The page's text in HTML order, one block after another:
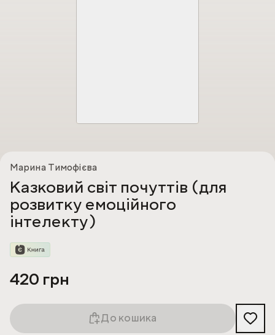
Марина Тимофієва
Казковий світ почуттів (для
розвитку емоційного
інтелекту)
420 грн
До кошика